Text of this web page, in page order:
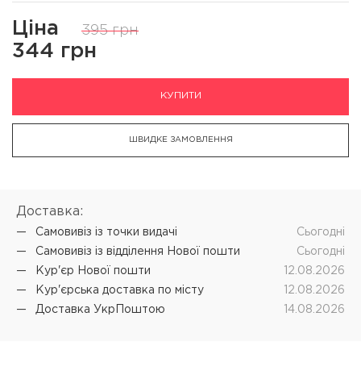
Ціна 395 грн
344 грн
КУПИТИ
ШВИДКЕ ЗАМОВЛЕННЯ
Доставка:
Самовивіз iз точки видачі
Cьогодні
Самовивіз iз відділення Нової пошти
Cьогодні
Кур'єр Нової пошти
12.08.2026
Кур'єрська доставка по місту
12.08.2026
Доставка УкрПоштою
14.08.2026